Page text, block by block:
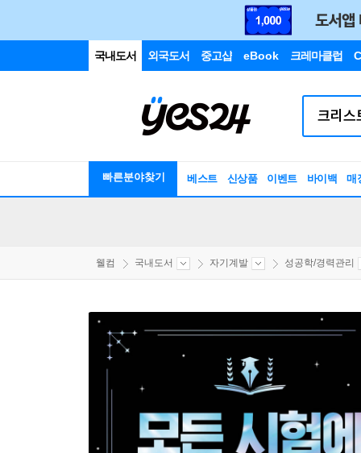
국내도서 외국도서 중고샵 eBook 크레마클럽
빠른분야찾기 베스트 신상품 이벤트 바이백 매
웰컴 국내도서 자기계발 성공학/경력관리